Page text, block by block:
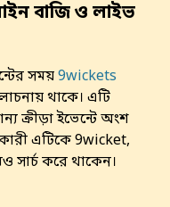
বাজি ও লাইভ
সময়9wickets
থাকে। এটি
ক্রীড়া ইভেন্টে অংশ
এটিকে 9wicket,
সার্চ করে থাকেন।